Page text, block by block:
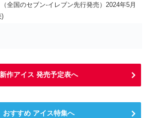
全国のセブン-イレブン先行発売）2024年5月
)
新作アイス 発売予定表へ
おすすめ アイス特集へ